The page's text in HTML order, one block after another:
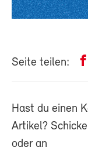
Seite teilen:
Hast du einen
Artikel?
oder an